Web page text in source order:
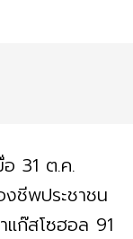
31 ต.ค.
ชีพประชาชน
แก๊สโซฮอล 91